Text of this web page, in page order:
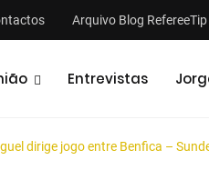
Arquivo Blog RefereeTip
Entrevistas
dirige jogo entre Benfica –